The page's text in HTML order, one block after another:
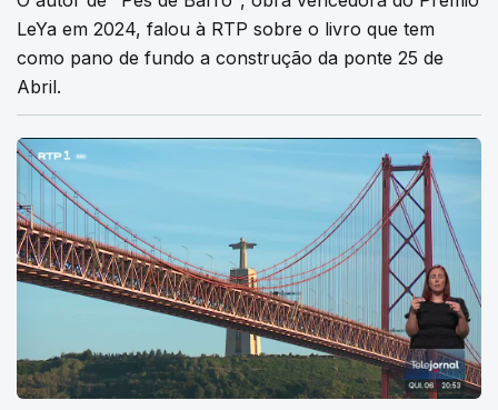
LeYa em 2024, falou à RTP sobre o livro que tem
como pano de fundo a construção da ponte 25 de
Abril.